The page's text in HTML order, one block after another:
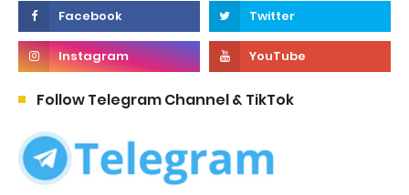
Follow Telegram Channel & TikTok